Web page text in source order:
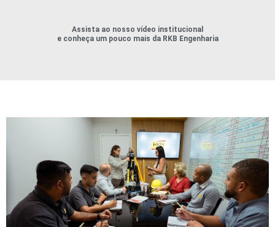
Assista ao nosso vídeo institucional
e conheça um pouco mais da RKB Engenharia